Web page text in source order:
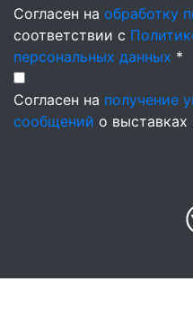
Согласен на обработку
соответствии с
персональных данных *
Согласен на получение
сообщений о